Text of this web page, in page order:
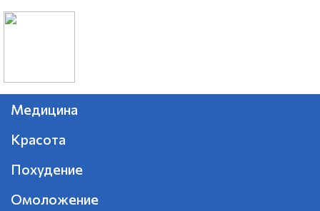
Медицина
Красота
Похудение
Омоложение